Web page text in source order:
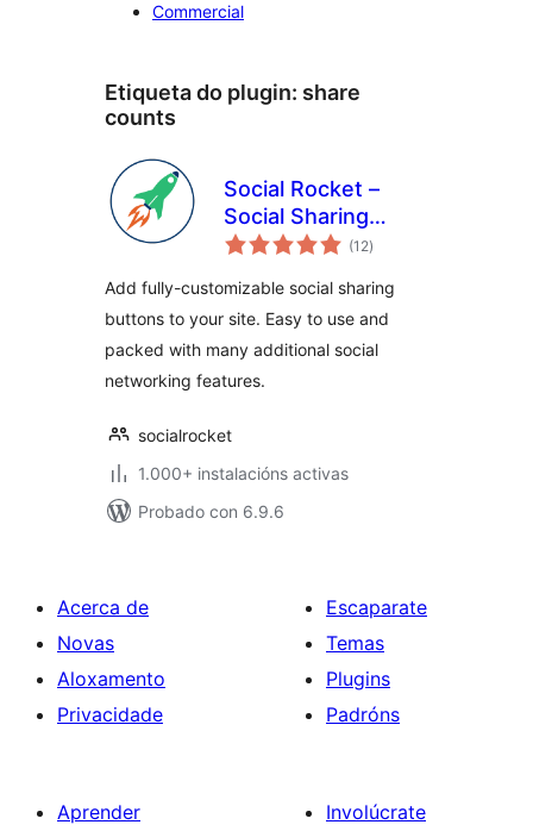
Commercial
Etiqueta do plugin: share
counts
Social Rocket –
Social Sharing
Plugin
(12valoracións
totais
)
Add fully-customizable social sharing
buttons to your site. Easy to use and
packed with many additional social
networking features.
socialrocket
1.000+ instalacións activas
Probado con 6.9.6
Acerca de
Novas
Aloxamento
Privacidade
Escaparate
Temas
Plugins
Padróns
Aprender
Involúcrate